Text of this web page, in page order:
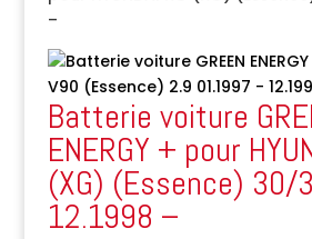
–
Batterie voiture
ENERGY + pour
(XG) (Essence) 30/
12.1998 –